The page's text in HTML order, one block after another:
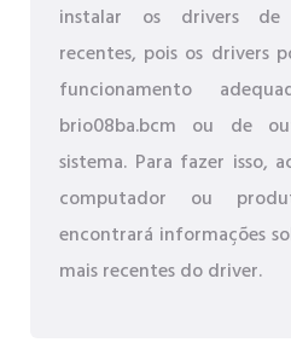
instalar os drivers de
recentes, pois os drivers
funcionamento
brio08ba.bcm ou de
sistema. Para fazer isso,
computador ou
encontrará informações
mais recentes do driver.